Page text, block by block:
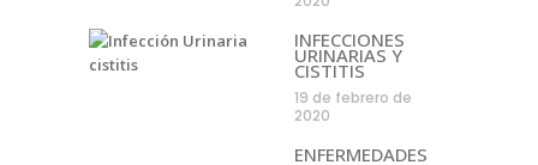
INFECCIONES
URINARIAS Y
CISTITIS
19 de febrero de
2020
ENFERMEDADES